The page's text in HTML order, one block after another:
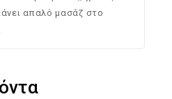
απαλό μασάζ στο